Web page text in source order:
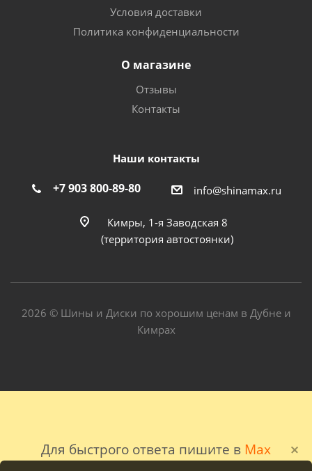
Для быстрого ответа пишите в Max
Условия доставки
Политика конфиденциальности
О магазине
Отзывы
Контакты
Наши контакты
+7 903 800-89-80 info@shinamax.ru
Кимры, 1-я Заводская 8
(территория автостоянки)
2026 © Шины и Диски по хорошим ценам в Дубне и
Кимрах